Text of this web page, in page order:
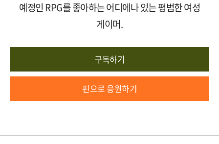
예정인 RPG를 좋아하는 어디에나 있는 평범한 여성
게이머.
구독하기
핀으로 응원하기